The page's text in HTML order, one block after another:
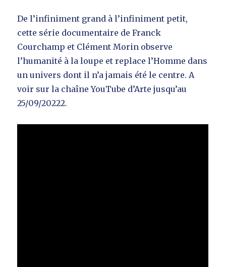
De l’infiniment grand à l’infiniment petit,
cette série documentaire de Franck
Courchamp et Clément Morin observe
l’humanité à la loupe et replace l’Homme dans
un univers dont il n’a jamais été le centre. A
voir sur la chaîne YouTube d’Arte jusqu’au
25/09/20222.